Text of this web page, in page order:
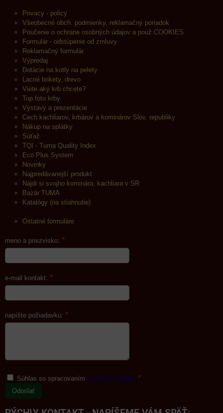
Privacy - policy
Všeobecné obch. podmienky, reklamačný poriadok
Poučenie o ochrane osobných údajov a použ.COOKIES
Formulár - odstúpenie od zmluvy
Reklamačný formulár
Výpredaj
Dotácie na kotly na pelety
Lacné brikety, drevo
Viete aký krb chcete?
Top foto krby
Výstavy a prezentácie
Cech kachliarov, krbárov a kominárov Slov. republiky
Nákup na splátky
Súťaž
TQI - Tuma Quality Index
Eco Plus System
Novinky
Najpredávanejší produkt
Nájdi si svojho kominára, kachliara v SR
Bazár TUMA
Katalógy (na stiahnutie)
Ostatné formuláre
meno a priezvisko: *
e-mail kontakt: *
napíšte požiadavku: *
Súhlas so spracovaním osobných údajov *
Odoslať